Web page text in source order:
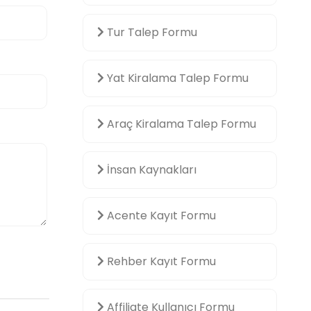
Tur Talep Formu
Yat Kiralama Talep Formu
Araç Kiralama Talep Formu
İnsan Kaynakları
Acente Kayıt Formu
Rehber Kayıt Formu
Affiliate Kullanıcı Formu